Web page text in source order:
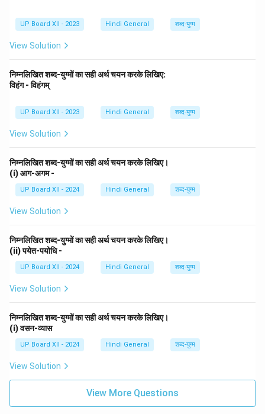
UP Board XII - 2023 Hindi General शब्द-युग्म
View Solution
निम्नलिखित शब्द-युग्मों का सही अर्थ चयन करके लिखिए:
विहंग - विहंगम्
UP Board XII - 2023 Hindi General शब्द-युग्म
View Solution
निम्नलिखित शब्द-युग्मों का सही अर्थ चयन करके लिखिए।
(i) आग-अगम -
UP Board XII - 2024 Hindi General शब्द-युग्म
View Solution
निम्नलिखित शब्द-युग्मों का सही अर्थ चयन करके लिखिए।
(ii) पयेत-पयोधि -
UP Board XII - 2024 Hindi General शब्द-युग्म
View Solution
निम्नलिखित शब्द-युग्मों का सही अर्थ चयन करके लिखिए।
(i) वसन-व्यास
UP Board XII - 2024 Hindi General शब्द-युग्म
View Solution
View More Questions